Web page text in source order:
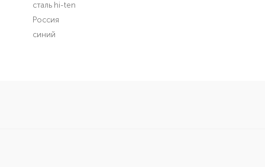
сталь hi-ten
Россия
синий